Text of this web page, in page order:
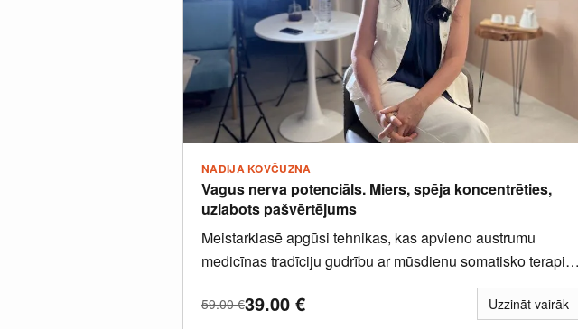
NADIJA KOVČUZNA
Vagus nerva potenciāls. Miers, spēja koncentrēties,
uzlabots pašvērtējums
Meistarklasē apgūsi tehnikas, kas apvieno austrumu
medicīnas tradīciju gudrību ar mūsdienu somatisko terapiju
un neirozinātnes atziņām, veidojot pārbaudītu...
59.00€39.00 € Uzzināt vairāk